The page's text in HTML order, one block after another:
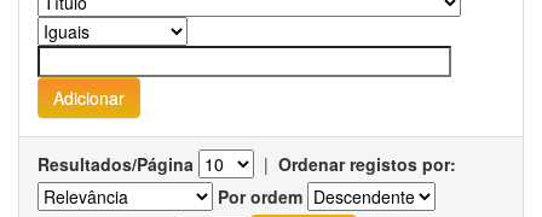
Resultados/Página | Ordenar registos por:
Por ordem